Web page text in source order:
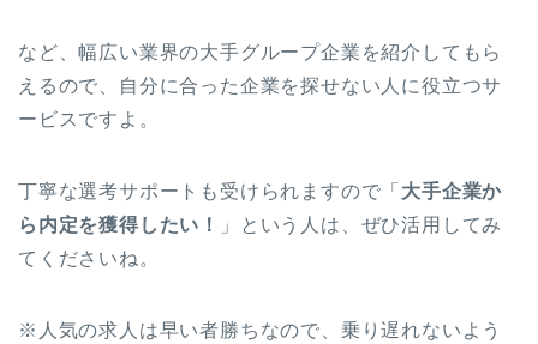
など、幅広い業界の大手グループ企業を紹介してもら
えるので、自分に合った企業を探せない人に役立つサ
ービスですよ。
丁寧な選考サポートも受けられますので「 大手企業か
ら内定を獲得したい！
」という人は、ぜひ活用してみ
てくださいね。
※人気の求人は早い者勝ちなので、乗り遅れないよう